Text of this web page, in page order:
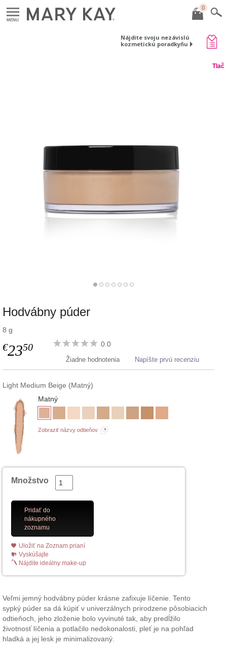
MENU
0
Nájdite svoju nezávislú
kozmetickú poradkyňu
Tlač
Hodvábny púder
8 g
€2350 0.0
Žiadne hodnotenia Napíšte prvú recenziu
Light Medium Beige (Matný)
Matný
Zobraziť názvy odtieňov
Množstvo
Pridať do
nákupného
zoznamu
Uložiť na Zoznam prianí
Vyskúšajte
Nájdite ideálny make-up
Veľmi jemný hodvábny púder krásne zafixuje líčenie. Tento
sypký púder sa dá kúpiť v univerzálnych prirodzene pôsobiacich
odtieňoch, jeho zloženie bolo vyvinuté tak, aby predĺžilo
životnosť líčenia a potlačilo nedokonalosti, pleť je na pohľad
hladká a jej lesk je minimalizovaný.